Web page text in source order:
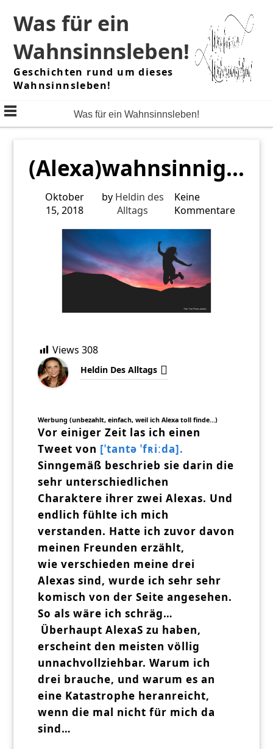
content
Was für ein
Wahnsinnsleben!
Geschichten rund um dieses
Wahnsinnsleben!
Was für ein Wahnsinnsleben!
(Alexa)wahnsinnig…
Oktober
15, 2018
by Heldin des
Alltags
Keine
Kommentare
Views 308
Heldin Des Alltags
Werbung (unbezahlt, einfach, weil ich Alexa toll finde…)
Vor einiger Zeit las ich einen
Tweet von [ˈtantə ˈfʀiːda].
Sinngemäß beschrieb sie darin die
sehr unterschiedlichen
Charaktere ihrer zwei Alexas. Und
endlich fühlte ich mich
verstanden. Hatte ich zuvor davon
meinen Freunden erzählt,
wie verschieden meine drei
Alexas sind, wurde ich sehr sehr
komisch von der Seite angesehen.
So als wäre ich schräg…
Überhaupt AlexaS zu haben,
erscheint den meisten völlig
unnachvollziehbar. Warum ich
drei brauche, und warum es an
eine Katastrophe heranreicht,
wenn die mal nicht für mich da
sind…